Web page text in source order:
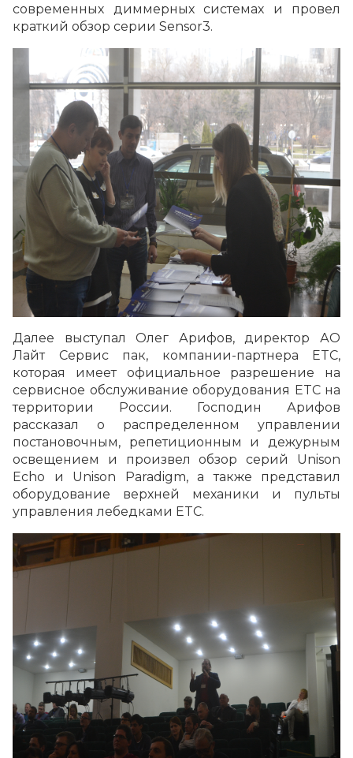
современных диммерных системах и провел
краткий обзор серии Sensor3.
Далее выступал Олег Арифов, директор АО
Лайт Сервис пак, компании-партнера ETC,
которая имеет официальное разрешение на
сервисное обслуживание оборудования ETC на
территории России. Господин Арифов
рассказал о распределенном управлении
постановочным, репетиционным и дежурным
освещением и произвел обзор серий Unison
Echo и Unison Paradigm, а также представил
оборудование верхней механики и пульты
управления лебедками ETC.